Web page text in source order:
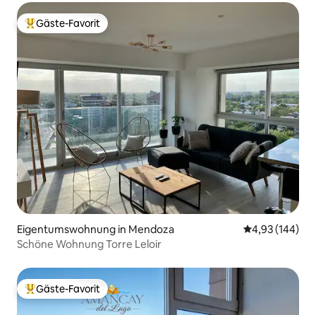
Beliebter Gäste-Favorit.
Gäste-Favorit
Eigentumswohnung in Mendoza
4,93 (144)
Schöne Wohnung Torre Leloir
Beliebter Gäste-Favorit.
Gäste-Favorit